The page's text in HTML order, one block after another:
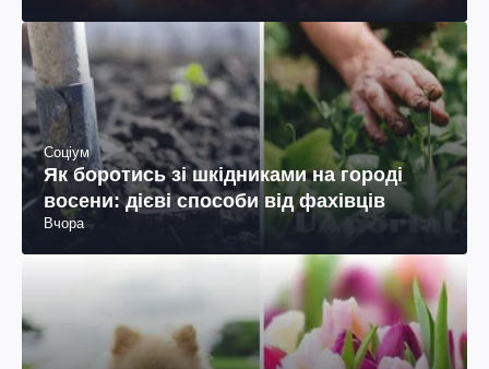
Соціум
Як боротись зі шкідниками на городі
восени: дієві способи від фахівців
Вчора